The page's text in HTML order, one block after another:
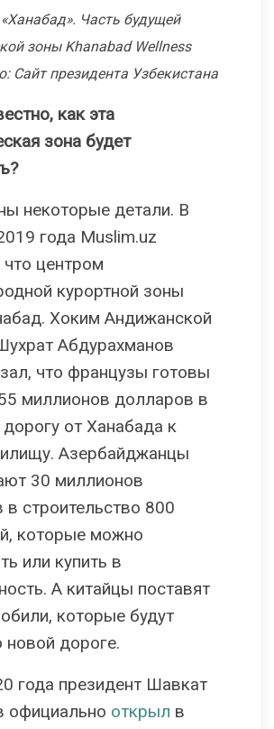
Часть будущей
зоны Khanabad Wellness
Сайт президента Узбекистана
как эта
зона будет
некоторые детали. В
года Muslim.uz
что центром
курортной зоны
Хоким Андижанской
Абдурахманов
что французы готовы
миллионов долларов в
от Ханабада к
Азербайджанцы
30 миллионов
строительство 800
которые можно
или купить в
А китайцы поставят
которые будут
новой дороге.
года президент Шавкат
официально открыл в